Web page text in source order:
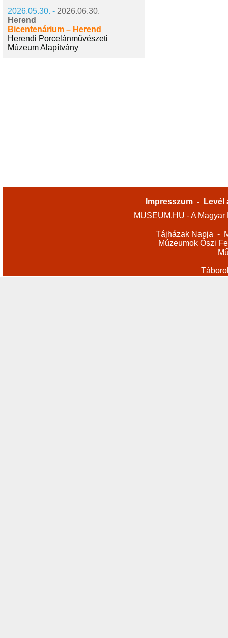
2026.05.30. - 2026.06.30.
Herend
Bicentenárium – Herend
Herendi Porcelánművészeti
Múzeum Alapítvány
Impresszum -
Levél
MUSEUM.HU - A
Tájházak Napja -
Múzeumok Őszi